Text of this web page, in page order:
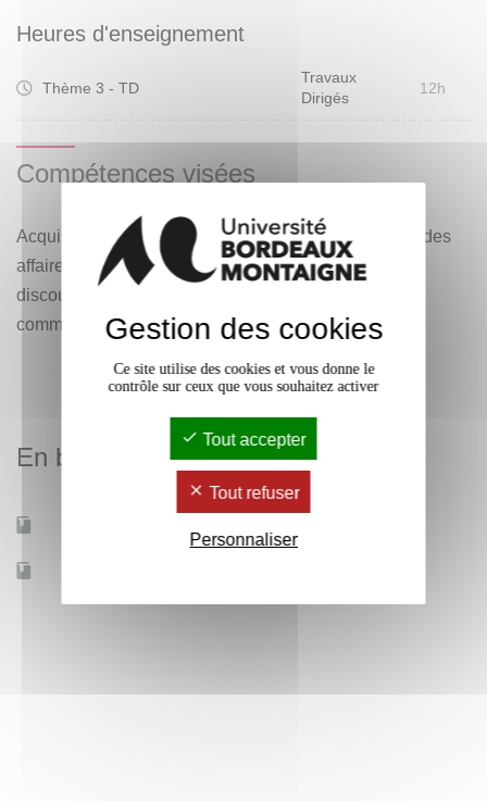
Heures d'enseignement
Thème 3 - TD
Travaux
Dirigés
12h
Compétences visées
Acquisition d'un niveau de traduction dans la langue des
affaires et les domaines de spécialité. Adapter son
discours et son registre de langue à des situations de
communication spécifiques.
En bref
Gestion des cookies
Ce site utilise des cookies et vous donne le
contrôle sur ceux que vous souhaitez activer
Tout accepter
Tout refuser
Personnaliser